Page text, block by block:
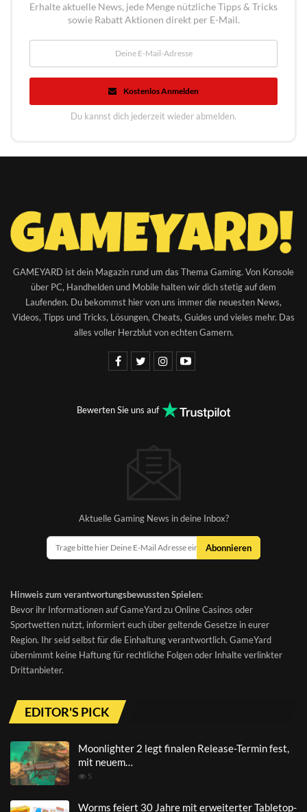
Erhalte aktuelle News, jede Menge nützliche Tipps & Tricks
sowie Rabatt Aktionen direkt per E-Mail.
Kostenlos Anmelden
Du kannst dich jederzeit wieder abmelden.
GAMEYARD ist dein Magazin rund um das Thema Gaming. Von Konsole
über PC, Handhelden und Mobile halten wir dich stetig auf dem
Laufenden. Du bekommst hier von uns immer die neuesten News,
Videos, Tipps und Tricks, Lösungen, Cheats, Guides und vieles mehr. Das
alles voller Herzblut von echten Gamern.
Bewerten Sie uns auf
Aktuelle Gaming News in deine Inbox?
Abonnieren
Hinweis zum verantwortungsbewussten Spielen:
Bevor ihr Informationen auf GameYard zu Online Casinos oder
Sportwetten nutzt, informiert euch über geltende Gesetze in eurer
Region. Ihr seid selbst für die Einhaltung verantwortlich. GameYard
übernimmt keine Haftung für rechtliche Folgen oder Inhalte verlinkter
Drittanbieter.
EDITOR'S PICK
Moonlighter 2 legt finalen Release-Termin fest,
mit neuem…
5
Worms feiert 30 Jahre mit erweiterter Tabletop-